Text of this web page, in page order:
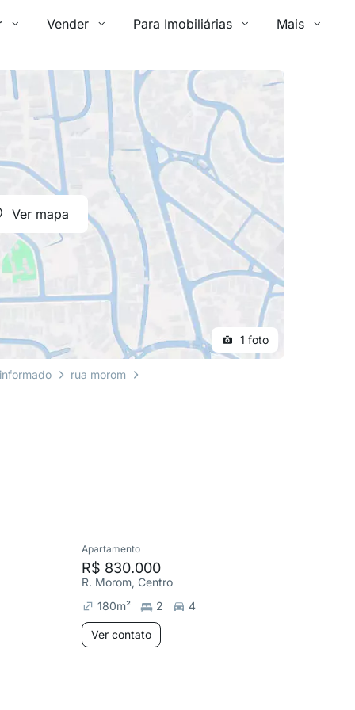
Vender Para Imobiliárias Mais
Ver mapa
1 foto
rua morom
Apartamento
R$ 830.000
R. Morom, Centro
180m² 2 4
Ver contato